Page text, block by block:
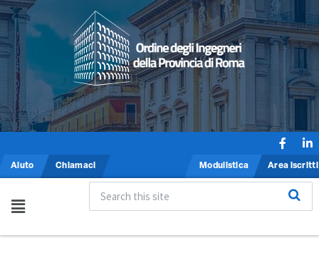
Aiuto Chiamaci Modulistica Area iscritti